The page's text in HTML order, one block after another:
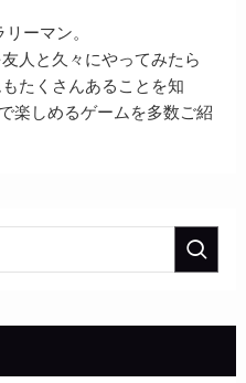
ーマン。
人と久々にやってみたら
たくさんあることを知
楽しめるゲームを多数ご紹